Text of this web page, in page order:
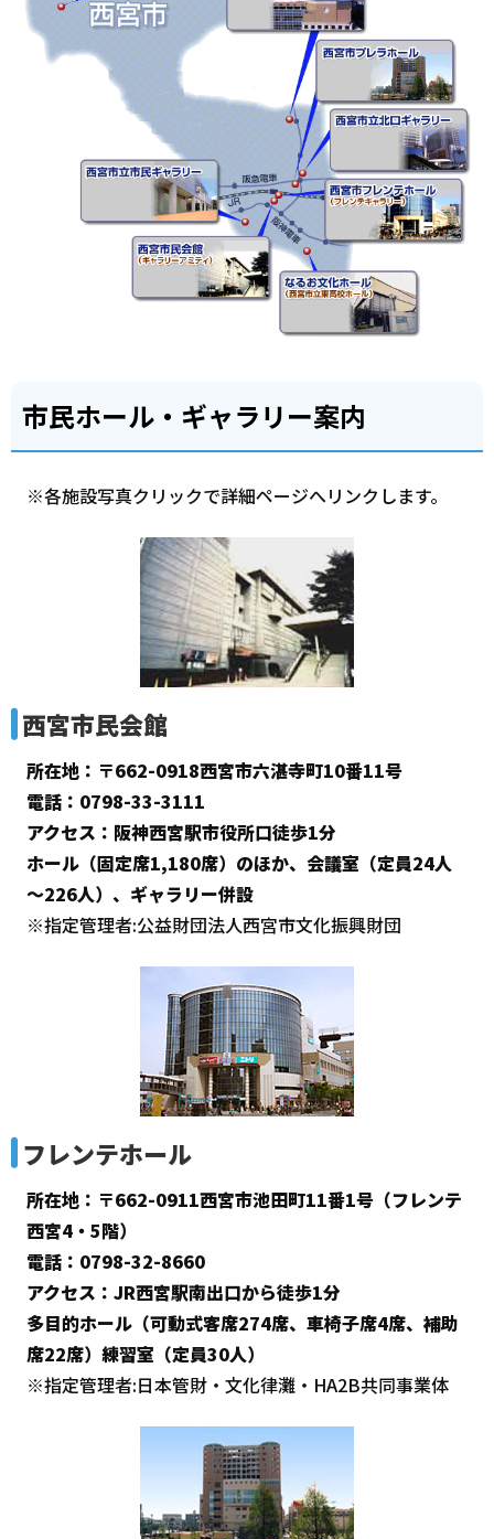
市民ホール・ギャラリー案内
※各施設写真クリックで詳細ページへリンクします。
西宮市民会館
所在地：〒662-0918西宮市六湛寺町10番11号
電話：0798-33-3111
アクセス：阪神西宮駅市役所口徒歩1分
ホール（固定席1,180席）のほか、会議室（定員24人
～226人）、ギャラリー併設
※指定管理者:公益財団法人西宮市文化振興財団
フレンテホール
所在地：〒662-0911西宮市池田町11番1号（フレンテ
西宮4・5階）
電話：0798-32-8660
アクセス：JR西宮駅南出口から徒歩1分
多目的ホール（可動式客席274席、車椅子席4席、補助
席22席）練習室（定員30人）
※指定管理者:日本管財・文化律灘・HA2B共同事業体